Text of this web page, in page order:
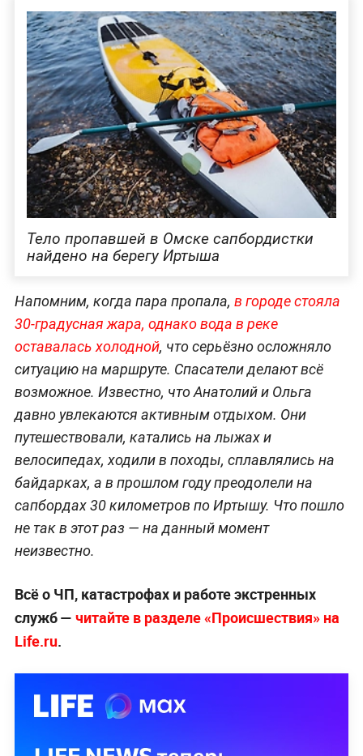
Тело пропавшей в Омске сапбордистки
найдено на берегу Иртыша
Напомним, когда пара пропала, в городе стояла
30-градусная жара, однако вода в реке
оставалась холодной, что серьёзно осложняло
ситуацию на маршруте. Спасатели делают всё
возможное. Известно, что Анатолий и Ольга
давно увлекаются активным отдыхом. Они
путешествовали, катались на лыжах и
велосипедах, ходили в походы, сплавлялись на
байдарках, а в прошлом году преодолели на
сапбордах 30 километров по Иртышу. Что пошло
не так в этот раз — на данный момент
неизвестно.
Всё о ЧП, катастрофах и работе экстренных
служб — читайте в разделе «Происшествия» на
Life.ru.